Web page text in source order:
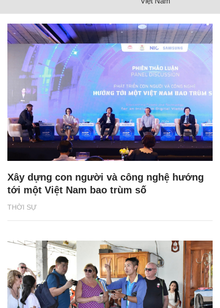
THỜI SỰ
Xây dựng con người và công nghệ hướng
tới một Việt Nam bao trùm số